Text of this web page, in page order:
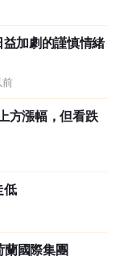
加劇的謹慎情緒
方漲幅，但看跌
低
蘭國際集團